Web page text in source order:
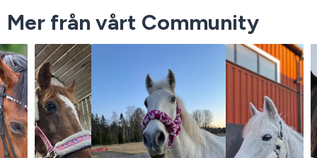
Mer från vårt Community